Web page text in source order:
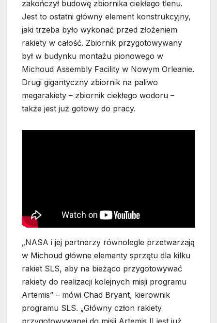
zakończył budowę zbiornika ciekłego tlenu.
Jest to ostatni główny element konstrukcyjny,
jaki trzeba było wykonać przed złożeniem
rakiety w całość. Zbiornik przygotowywany
był w budynku montażu pionowego w
Michoud Assembly Facility w Nowym Orleanie.
Drugi gigantyczny zbiornik na paliwo
megarakiety – zbiornik ciekłego wodoru –
także jest już gotowy do pracy.
„NASA i jej partnerzy równolegle przetwarzają
w Michoud główne elementy sprzętu dla kilku
rakiet SLS, aby na bieżąco przygotowywać
rakiety do realizacji kolejnych misji programu
Artemis” – mówi Chad Bryant, kierownik
programu SLS. „Główny człon rakiety
przygotowywanej do misji Artemis II jest już